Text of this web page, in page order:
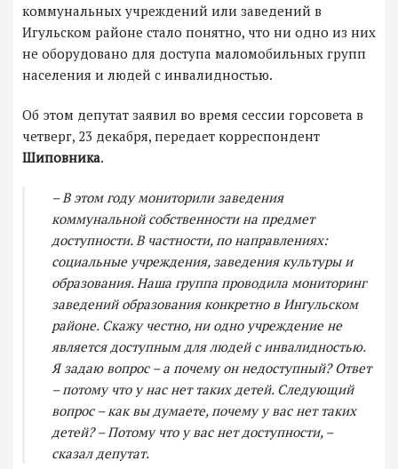
коммунальных учреждений или заведений в
Игульском районе стало понятно, что ни одно из них
не оборудовано для доступа маломобильных групп
населения и людей с инвалидностью.
Об этом депутат заявил во время сессии горсовета в
четверг, 23 декабря, передает корреспондент
Шиповника.
– В этом году мониторили заведения
коммунальной собственности на предмет
доступности. В частности, по направлениях:
социальные учреждения, заведения культуры и
образования. Наша группа проводила мониторинг
заведений образования конкретно в Ингульском
районе. Скажу честно, ни одно учреждение не
является доступным для людей с инвалидностью.
Я задаю вопрос – а почему он недоступный? Ответ
– потому что у нас нет таких детей. Следующий
вопрос – как вы думаете, почему у вас нет таких
детей? – Потому что у вас нет доступности, –
сказал депутат.